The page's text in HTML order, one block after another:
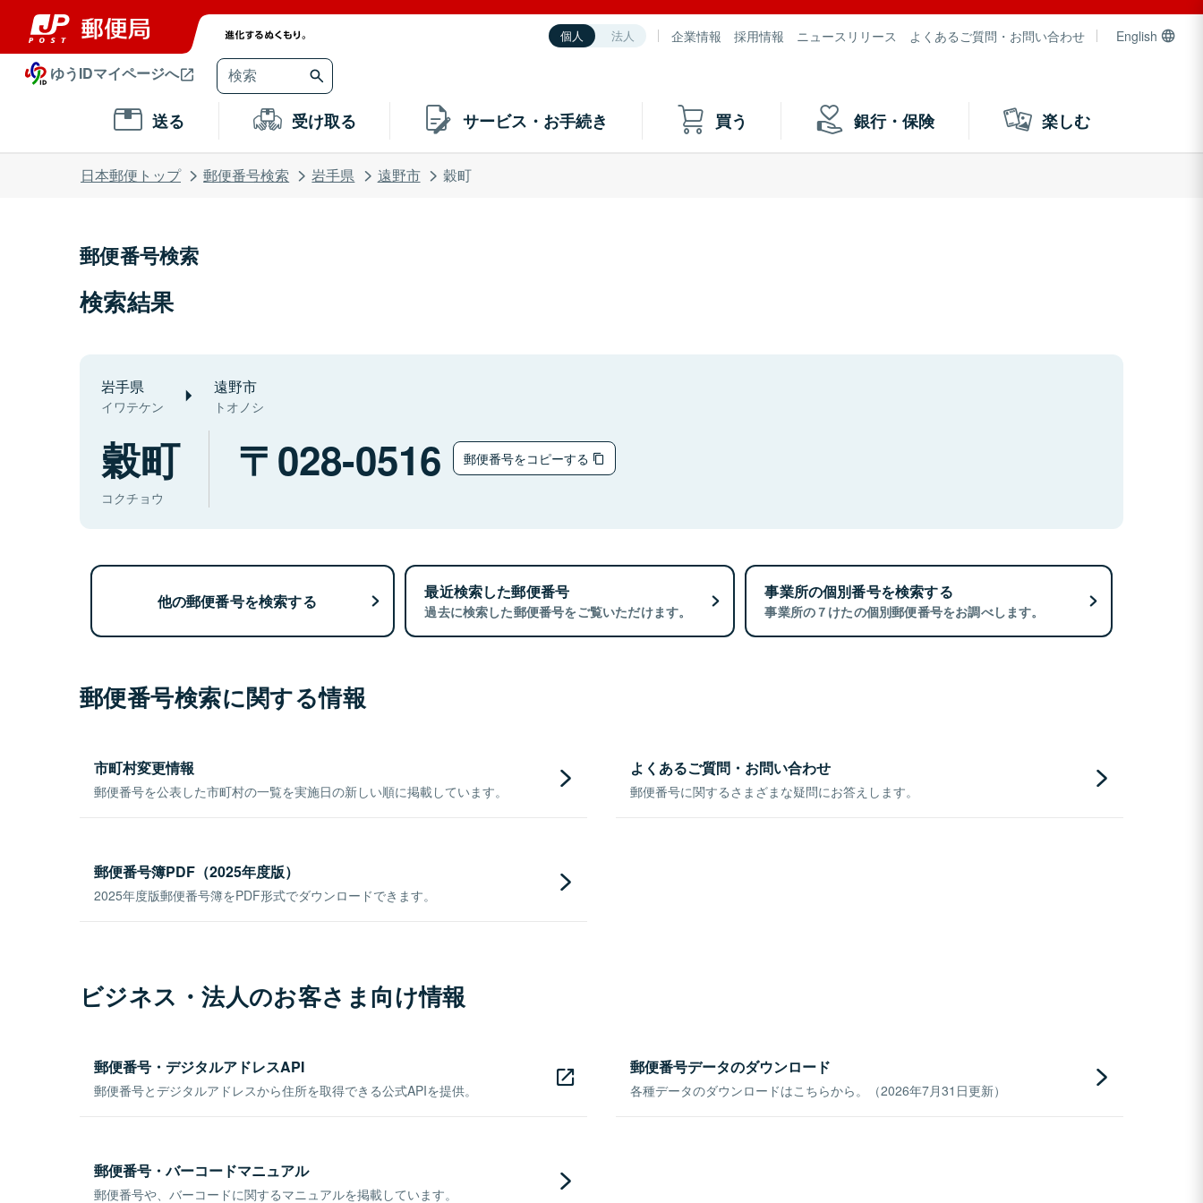
個人 法人 企業情報 採用情報 ニュースリリース よくあるご質問・お問い合わせ English
ゆうIDマイページへ
送る 受け取る サービス・お手続き 買う 銀行・保険 楽しむ
日本郵便トップ 郵便番号検索 岩手県 遠野市 穀町
郵便番号検索
検索結果
岩手県
イワテケン
遠野市
トオノシ
穀町
コクチョウ
028-0516 郵便番号をコピーする
他の郵便番号を検索する 最近検索した郵便番号
過去に検索した郵便番号をご覧いただけます。
事業所の個別番号を検索する
事業所の７けたの個別郵便番号をお調べします。
郵便番号検索に関する情報
市町村変更情報
郵便番号を公表した市町村の一覧を実施日の新しい順に掲載しています。
よくあるご質問・お問い合わせ
郵便番号に関するさまざまな疑問にお答えします。
郵便番号簿PDF（2025年度版）
2025年度版郵便番号簿をPDF形式でダウンロードできます。
ビジネス・法人のお客さま向け情報
郵便番号・デジタルアドレスAPI
郵便番号とデジタルアドレスから住所を取得できる公式APIを提供。
郵便番号データのダウンロード
各種データのダウンロードはこちらから。（2026年7月31日更新）
郵便番号・バーコードマニュアル
郵便番号や、バーコードに関するマニュアルを掲載しています。